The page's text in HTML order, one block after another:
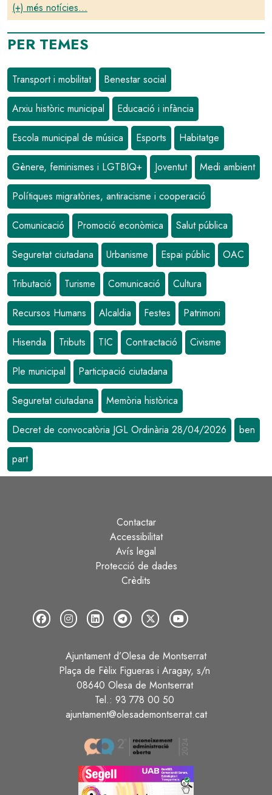
(+) més notícies...
PER TEMES
Transport i mobilitat Benestar social
Arxiu històric municipal Educació i infància
Escola municipal de música Esports Habitatge
Gènere, feminismes i LGTBIQ+ Joventut Medi ambient
Polítiques migratòries, antiracisme i cooperació
Comunicació Promoció econòmica Salut pública
Seguretat ciutadana Urbanisme Espai públic OAC
Tributació Turisme Comunicació Cultura
Recursos Humans Alcaldia Festes Patrimoni
Hisenda Tributs TIC Contractació Civisme
Ple municipal Participació ciutadana
Seguretat ciutadana Memòria històrica
Decret de convocatòria JGL Ordinària 28/04/2026 ben
part
Contactar
Accessibilitat
Avís legal
Protecció de dades
Crèdits
Ajuntament d’Olesa de Montserrat
Plaça de Fèlix Figueras i Aragay, s/n
08640 Olesa de Montserrat
Tel.: 93 778 00 50
ajuntament@olesademontserrat.cat
Image
Image